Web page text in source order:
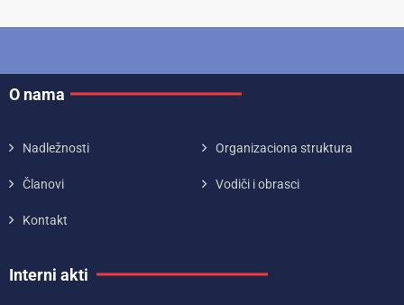
O nama
Nadležnosti Organizaciona struktura
Članovi Vodiči i obrasci
Kontakt
Interni akti